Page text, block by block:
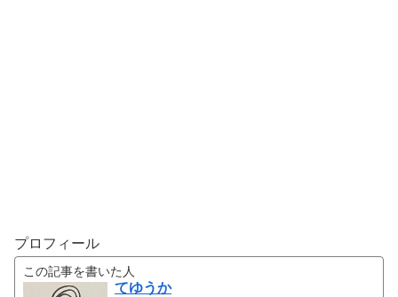
プロフィール
この記事を書いた人
てゆうか